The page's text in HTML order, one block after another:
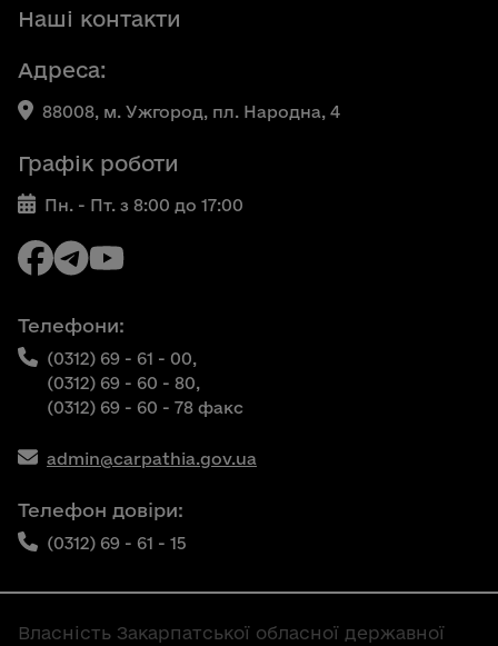
Наші контакти
Адреса:
88008, м. Ужгород, пл. Народна, 4
Графік роботи
Пн. - Пт. з 8:00 до 17:00
Телефони:
(0312) 69 - 61 - 00,
(0312) 69 - 60 - 80,
(0312) 69 - 60 - 78 факс
admin@carpathia.gov.ua
Телефон довіри:
(0312) 69 - 61 - 15
Власність Закарпатської обласної державної